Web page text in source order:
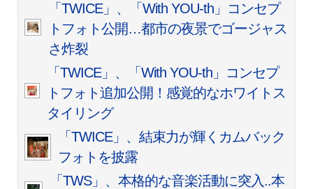
「TWICE」、「With YOU-th」コンセプ
トフォト公開…都市の夜景でゴージャス
さ炸裂
「TWICE」、「With YOU-th」コンセプ
トフォト追加公開！感覚的なホワイトス
タイリング
「TWICE」、結束力が輝くカムバック
フォトを披露
「TWS」、本格的な音楽活動に突入..本